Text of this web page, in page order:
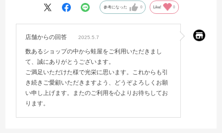
参考になった 0 Like! 0
店舗からの回答 2025.5.7
数あるショップの中から蛙屋をご利用いただきまし
て、誠にありがとうございます。
ご満足いただけた様で光栄に思います。これからも引
き続きご愛顧いただきますよう、どうぞよろしくお願
い申し上げます。またのご利用を心よりお待ちしてお
ります。